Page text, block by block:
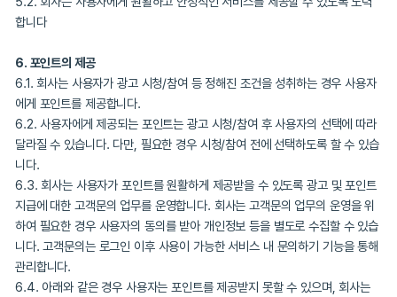
력이 발생합니다.
5. 제공 서비스
5.1 회사는 아래와 같은 서비스를 사용자들에게 제공할 수 있습니다.
5.1.1. 퍼블리셔의 어플리케이션 또는 웹페이지를 통한 개인맞춤형
서비스
5.1.2. 광고를 시청한 사용자에게 제휴된 포인트 사업자를 통한 포인
서비스
5.1.3. 기타 위 서비스의 원활한 제공을 위한 서비스
5.2. 회사는 사용자에게 원활하고 안정적인 서비스를 제공할 수 있
합니다